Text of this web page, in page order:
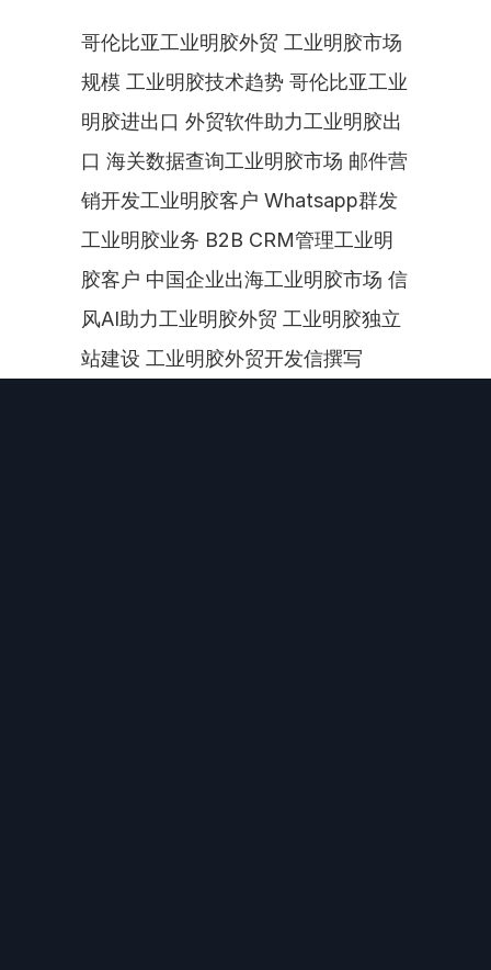
哥伦比亚工业明胶外贸 工业明胶市场
规模 工业明胶技术趋势 哥伦比亚工业
明胶进出口 外贸软件助力工业明胶出
口 海关数据查询工业明胶市场 邮件营
销开发工业明胶客户 Whatsapp群发
工业明胶业务 B2B CRM管理工业明
胶客户 中国企业出海工业明胶市场 信
风AI助力工业明胶外贸 工业明胶独立
站建设 工业明胶外贸开发信撰写